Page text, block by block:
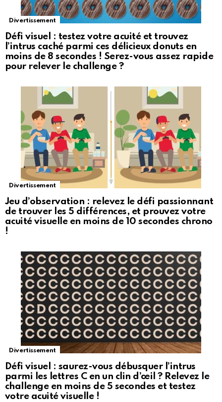
Divertissement
Défi visuel : testez votre acuité et trouvez
l’intrus caché parmi ces délicieux donuts en
moins de 8 secondes ! Serez-vous assez rapide
pour relever le challenge ?
Divertissement
Jeu d’observation : relevez le défi passionnant
de trouver les 5 différences, et prouvez votre
acuité visuelle en moins de 10 secondes chrono
!
Divertissement
Défi visuel : saurez-vous débusquer l’intrus
parmi les lettres C en un clin d’œil ? Relevez le
challenge en moins de 5 secondes et testez
votre acuité visuelle !